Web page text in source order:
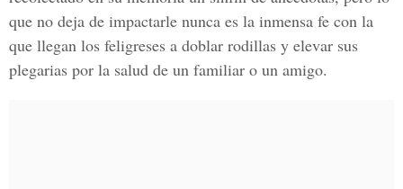
que no deja de impactarle nunca es la inmensa fe con la
que llegan los feligreses a doblar rodillas y elevar sus
plegarias por la salud de un familiar o un amigo.